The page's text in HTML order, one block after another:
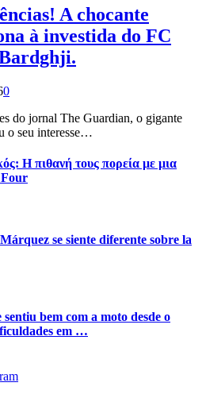
A chocante
à investida do FC
0
do jornal The Guardian, o gigante
o seu interesse…
Η πιθανή τους πορεία με μια
Four
se siente diferente sobre la
bem com a moto desde o
em …